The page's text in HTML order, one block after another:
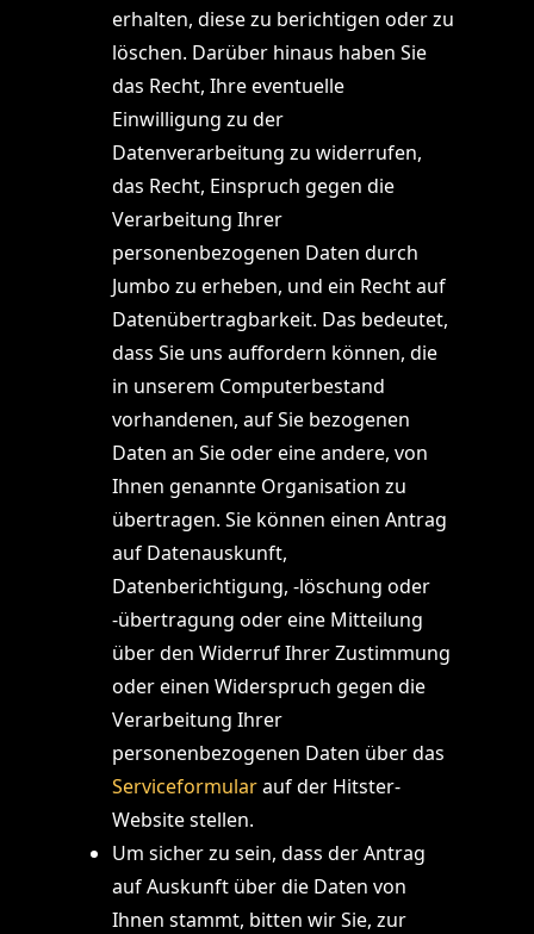
erhalten, diese zu berichtigen oder zu
löschen. Darüber hinaus haben Sie
das Recht, Ihre eventuelle
Einwilligung zu der
Datenverarbeitung zu widerrufen,
das Recht, Einspruch gegen die
Verarbeitung Ihrer
personenbezogenen Daten durch
Jumbo zu erheben, und ein Recht auf
Datenübertragbarkeit. Das bedeutet,
dass Sie uns auffordern können, die
in unserem Computerbestand
vorhandenen, auf Sie bezogenen
Daten an Sie oder eine andere, von
Ihnen genannte Organisation zu
übertragen. Sie können einen Antrag
auf Datenauskunft,
Datenberichtigung, -löschung oder
-übertragung oder eine Mitteilung
über den Widerruf Ihrer Zustimmung
oder einen Widerspruch gegen die
Verarbeitung Ihrer
personenbezogenen Daten über das
Serviceformularauf der Hitster-
Website stellen.
Um sicher zu sein, dass der Antrag
auf Auskunft über die Daten von
Ihnen stammt, bitten wir Sie, zur